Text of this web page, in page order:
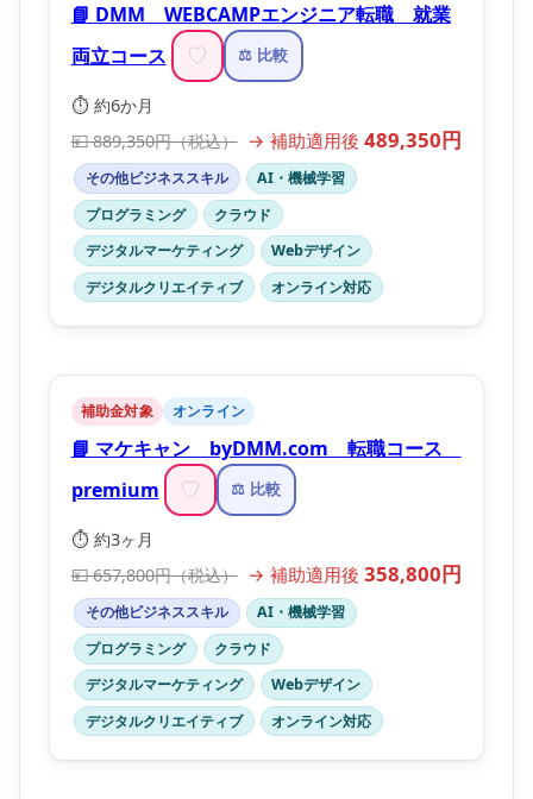
📘 DMM WEBCAMPエンジニア転職 就業
両立コース
♡ ⚖️ 比較
⏱️ 約6か月
💴 889,350円（税込） → 補助適用後 489,350円
その他ビジネススキル
AI・機械学習
プログラミング
クラウド
デジタルマーケティング
Webデザイン
デジタルクリエイティブ
オンライン対応
補助金対象 オンライン
📘 マケキャン byDMM.com 転職コース
premium
♡ ⚖️ 比較
⏱️ 約3ヶ月
💴 657,800円（税込） → 補助適用後 358,800円
その他ビジネススキル
AI・機械学習
プログラミング
クラウド
デジタルマーケティング
Webデザイン
デジタルクリエイティブ
オンライン対応